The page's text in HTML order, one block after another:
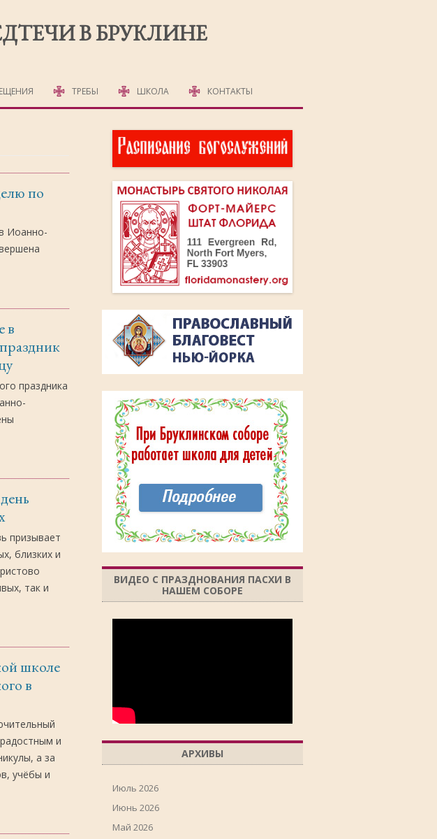
В БРУКЛИНЕ
ТРЕБЫ
ПОХОРОННЫЕ ДОМА
ШКОЛА
ВЗРОСЛАЯ ШКОЛА
КОНТАКТЫ
по
Иоанно-
в
праздника
призывает
близких и
так и
школе
в
и
а за
учёбы и
ВИДЕО С ПРАЗДНОВАНИЯ ПАСХИ В
НАШЕМ СОБОРЕ
АРХИВЫ
Июль 2026
Июнь 2026
Май 2026